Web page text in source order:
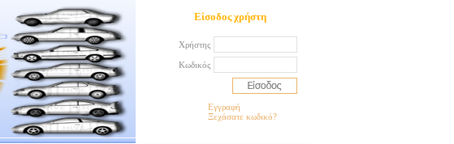
Είσοδος χρήστη
Χρήστης
Κωδικός
Εγγραφή
Ξεχάσατε κωδικό?